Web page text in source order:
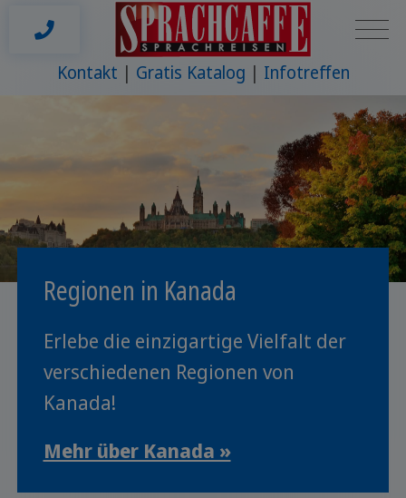
Kontakt Gratis Katalog Infotreffen
Regionen in Kanada
Erlebe die einzigartige Vielfalt der
verschiedenen Regionen von
Kanada!
Mehr über Kanada »